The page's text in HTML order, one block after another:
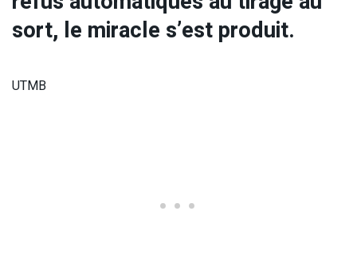
sort, le miracle s’est produit.
UTMB